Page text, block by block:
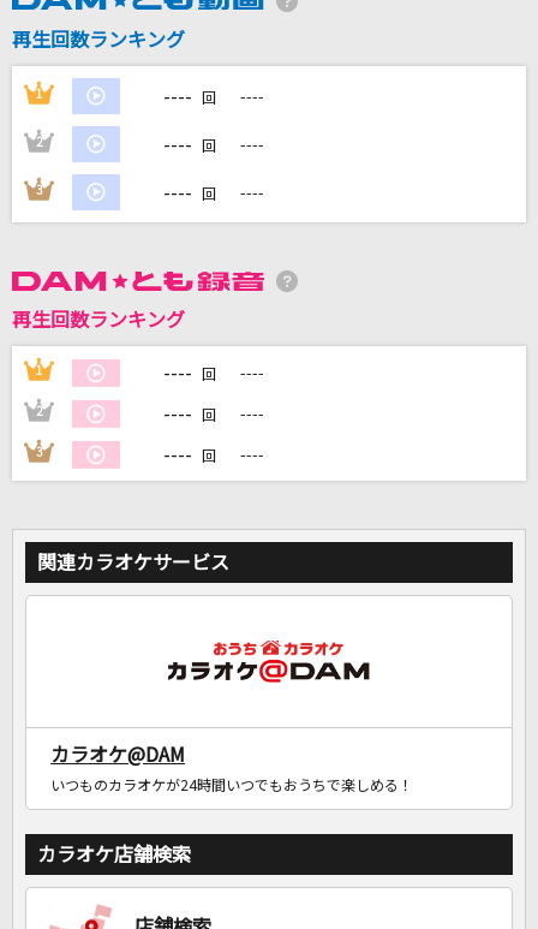
SixTONES
カラオケ最新情報をチェック！
再生回数ランキング
1 ---- 回 ----
2 ---- 回 ----
3 ---- 回 ----
再生回数ランキング
1 ---- 回 ----
2 ---- 回 ----
3 ---- 回 ----
関連カラオケサービス
カラオケ@DAM
いつものカラオケが24時間いつでもおうちで楽しめる！
カラオケ店舗検索